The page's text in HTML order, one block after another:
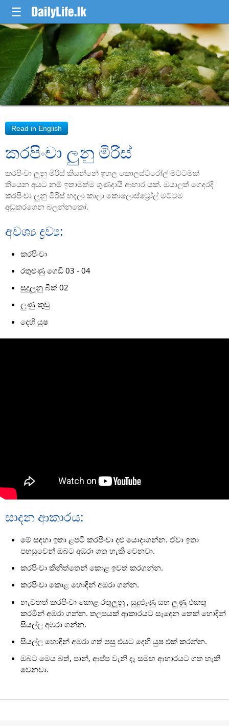
☰
කරපිංචා ලුනු මිරිස්
කරපිංචා ලුනු මිරිස් කියන්නේ ඉහල කොලස්ටරෝල් මට්ටමක්
තියෙන අයට නම් ඉතාමත්ම ගුණදායී ආහාර යක්. ඔයාලත් ගෙදරදි
කරපිංචා ලුනු මිරිස් හදලා කාලා කොලොස්ට්‍රෝල් මට්ටම
අඩුකරගෙන බලන්නකෝ.
අවශ්‍ය ද්‍රව්‍ය:
කරපිංචා
රතුළුණු ගෙඩි 03 - 04
සුදුලූනු බික් 02
ලුණු කුඩු
දෙහි යුෂ
සාදන ආකාරය:
මේ සඳහා ඉතා ළපටි කරපිංචා දළු යොදාගන්න. ඒවා ඉතා
පහසුවෙන් ඔබට අඹරා ගත හැකි වෙනවා.
කරපිංචා කිනිත්තෙන් කොළ ඉවත් කරගන්න.
කරපිංචා කොළ හොඳින් අඹරා ගන්න.
නැවතත් කරපිංචා කොළ රතුලූනු , සුදුළූණු සහ ලුණු එකතු
කරමින් අඹරා ගන්න. තලපයක් ආකාරයට සෑදෙන තෙක් හොඳින්
සියල්ල අඹරා ගන්න.
සියල්ල හොඳින් අඹරා ගත් පසු එයට දෙහි යුෂ එක් කරන්න.
ඔබට මෙය බත්, පාන්, ආප්ප වැනි දෑ සමඟ ආහාරයට ගත හැකි
වෙනවා.